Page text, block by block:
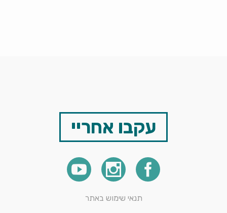
עקבו אחריי
תנאי שימוש באתר